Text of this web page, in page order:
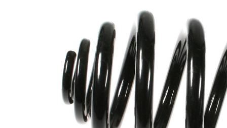
5,35 kg
pružiny
miniblok
Vnější
průměr 1
164 mm
Označení
barvy
zelená
Průměr
drátu
11,50
mm
Průměr
drátu 1
18,20
mm